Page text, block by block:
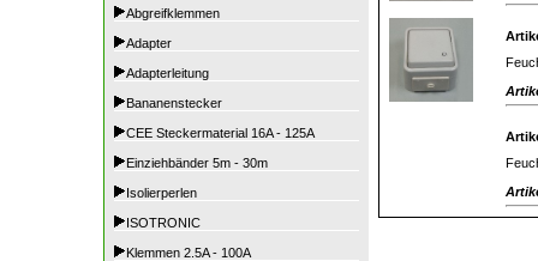
Abgreifklemmen
Adapter
Adapterleitung
Bananenstecker
CEE Steckermaterial 16A - 125A
Einziehbänder 5m - 30m
Isolierperlen
ISOTRONIC
Klemmen 2.5A - 100A